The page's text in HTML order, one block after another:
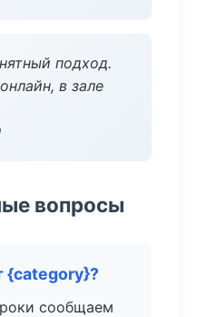
подход.
в зале
вопросы
{category}?
сообщаем